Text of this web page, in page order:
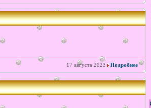
17 августа 2023 Подробнее